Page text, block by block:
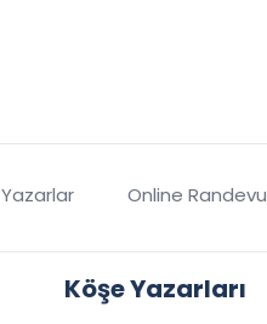
Yazarlar Online Randevu
Köşe Yazarları